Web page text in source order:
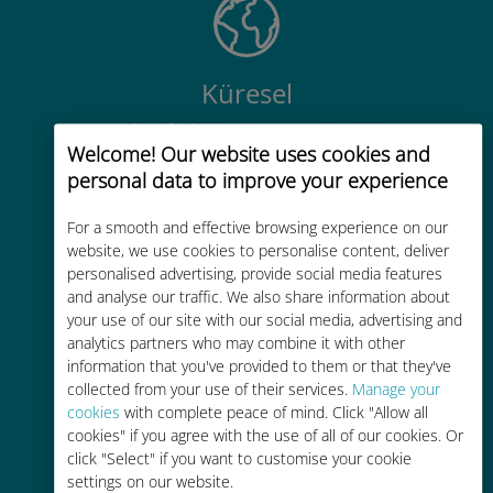
Welcome! Our website uses cookies and
personal data to improve your experience
For a smooth and effective browsing experience on our
website, we use cookies to personalise content, deliver
personalised advertising, provide social media features
and analyse our traffic. We also share information about
your use of our site with our social media, advertising and
analytics partners who may combine it with other
information that you've provided to them or that they've
collected from your use of their services. Manage your
cookies with complete peace of mind. Click "Allow all
cookies" if you agree with the use of all of our cookies. Or
click "Select" if you want to customise your cookie
settings on our website.
Küresel
200'den fazla destinasyonda dünya
çapında yüksek kaliteli hücresel
bağlantı
Uygun maliyetli
Mevcut operatörünüzle dolaşım
ücretlerinden %90'a kadar daha
ucuz